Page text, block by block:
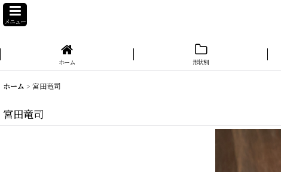
メニュー
ホーム 形状別
ホーム > 宮田竜司
宮田竜司